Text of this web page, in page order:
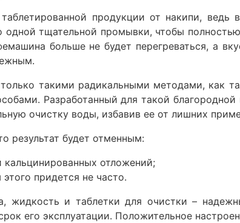
продукции от накипи, ведь
тщательной промывки, чтобы
больше не будет перегреваться, а
такими радикальными методами, как
Разработанный для такой благородной
очистку воды, избавив ее от лишних
результат будет отменным:
отложений;
придется не часто.
жидкость и таблетки для очистки –
его эксплуатации. Положительное